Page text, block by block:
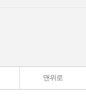
맨위로